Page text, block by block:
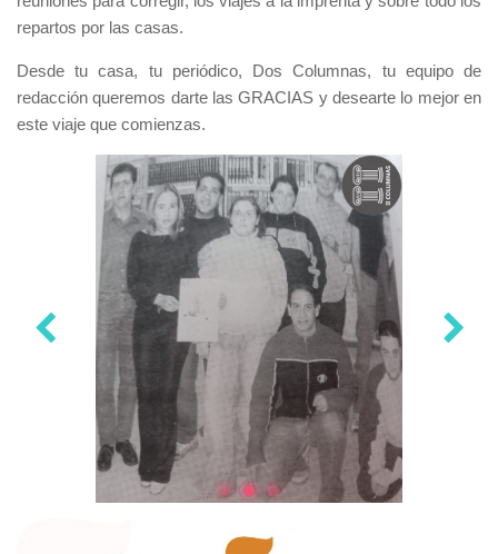
repartos por las casas.
Desde tu casa, tu periódico, Dos Columnas, tu equipo de
redacción queremos darte las GRACIAS y desearte lo mejor en
este viaje que comienzas.